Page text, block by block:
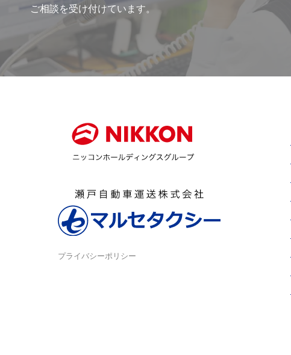
ご相談を受け付けています。
プライバシーポリシー